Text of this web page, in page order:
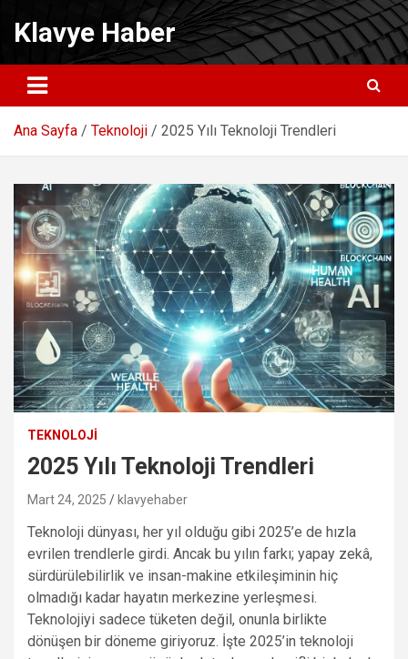
Klavye Haber
Ana Sayfa Teknoloji 2025 Yılı Teknoloji Trendleri
TEKNOLOJI
2025 Yılı Teknoloji Trendleri
Mart 24, 2025 klavyehaber
Teknoloji dünyası, her yıl olduğu gibi 2025’e de hızla
evrilen trendlerle girdi. Ancak bu yılın farkı; yapay zekâ,
sürdürülebilirlik ve insan-makine etkileşiminin hiç
olmadığı kadar hayatın merkezine yerleşmesi.
Teknolojiyi sadece tüketen değil, onunla birlikte
dönüşen bir döneme giriyoruz. İşte 2025’in teknoloji